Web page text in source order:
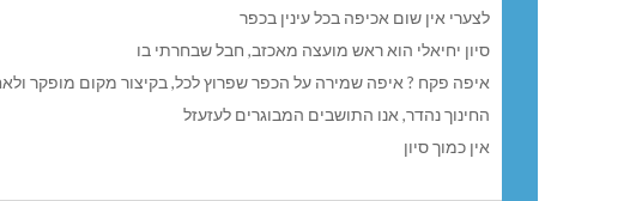
לצערי אין שום אכיפה בכל עינין בכפר
סיון יחיאלי הוא ראש מועצה מאכזב, חבל שבחרתי בו
איפה פקח ? איפה שמירה על הכפר שפרוץ לכל, בקיצור מקום מופקר
החינוך נהדר, אנו התושבים המבוגרים לעזעזל
אין כמוך סיון